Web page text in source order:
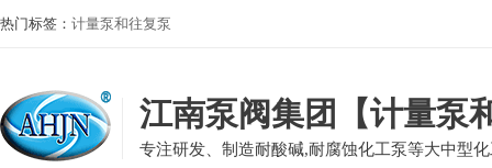
热门标签： 计量泵和往复泵
江南泵阀集团【计量泵
专注研发、制造耐酸碱,耐腐蚀化工泵等大中型